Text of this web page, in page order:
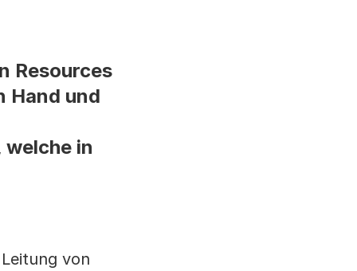
Resources
Hand und
in
von